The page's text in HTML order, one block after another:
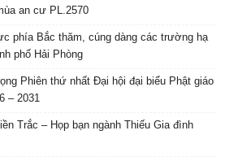
an cư PL.2570
phía Bắc thăm, cúng dàng các trường hạ
phố Hải Phòng
Phiên thứ nhất Đại hội đại biểu Phật giáo
– 2031
Trắc – Họp bạn ngành Thiếu Gia đình